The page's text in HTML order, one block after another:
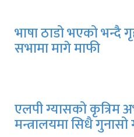
भाषा ठाडो भएको भन्दै
सभामा मागे माफी
एलपी ग्यासको कृत्रिम
मन्त्रालयमा सिधै गुनासो